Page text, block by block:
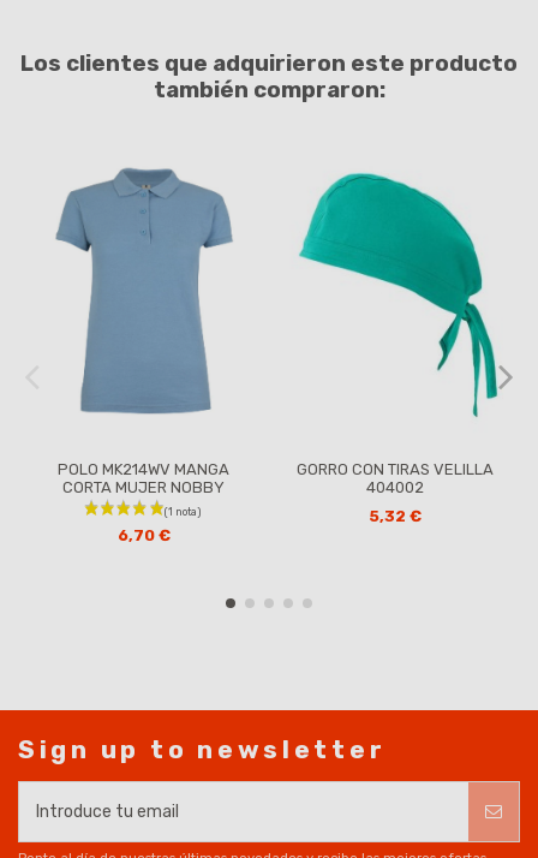
Los clientes que adquirieron este producto
también compraron:
POLO MK214WV MANGA
CORTA MUJER NOBBY
6,70 €
GORRO CON TIRAS VELILLA
404002
5,32 €
Sign up to newsletter